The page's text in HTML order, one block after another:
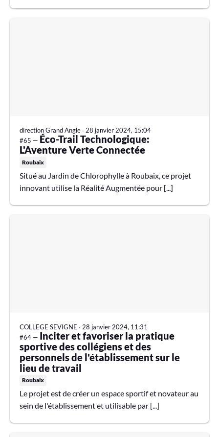
direction Grand Angle ∙ 28 janvier 2024, 15:04
#65 — Éco-Trail Technologique:
L'Aventure Verte Connectée
Roubaix
Situé au Jardin de Chlorophylle à Roubaix, ce projet
innovant utilise la Réalité Augmentée pour [...]
COLLEGE SEVIGNE ∙ 28 janvier 2024, 11:31
#64 — Inciter et favoriser la pratique
sportive des collégiens et des
personnels de l'établissement sur le
lieu de travail
Roubaix
Le projet est de créer un espace sportif et novateur au
sein de l'établissement et utilisable par [...]